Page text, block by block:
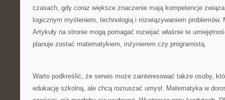
czasach, gdy coraz większe znaczenie mają kompetencje
logicznym myśleniem, technologią i rozwiązywaniem
Artykuły na stronie mogą pomagać rozwijać właśnie te
planuje zostać matematykiem, inżynierem czy programistą.
Warto podkreślić, że serwis może zainteresować także osoby,
edukację szkolną, ale chcą rozruszać umysł. Matematyka w